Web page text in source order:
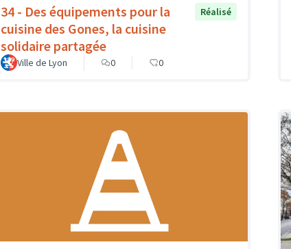
34 - Des équipements pour la
cuisine des Gones, la cuisine
solidaire partagée
Réalisé
Ville de Lyon 0 0